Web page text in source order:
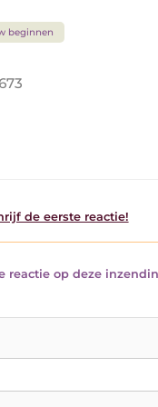
beginnen
de eerste reactie!
reactie op deze